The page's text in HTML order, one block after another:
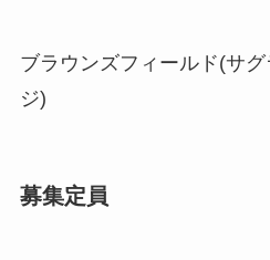
ブラウンズフィールド(サ
ジ)
募集定員